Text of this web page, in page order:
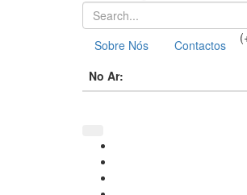
Sobre Nós Contactos
No Ar: